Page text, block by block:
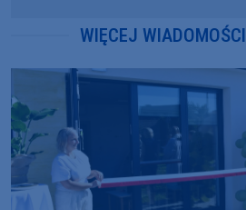
WIĘCEJ WIADOMOŚCI